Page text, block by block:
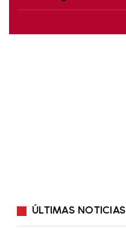
ÚLTIMAS NOTICIAS